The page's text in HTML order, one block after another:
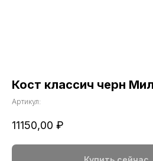
Кост классич черн
Артикул:
11150,00 ₽